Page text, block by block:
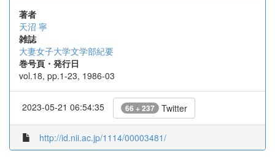
著者
天沼 寧
雑誌
大妻女子大学文学部紀要
巻号頁・発行日
vol.18, pp.1-23, 1986-03
2023-05-21 06:54:35 66 + 237 Twitter
http://id.nii.ac.jp/1114/00003481/